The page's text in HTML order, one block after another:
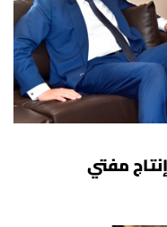
مفتي